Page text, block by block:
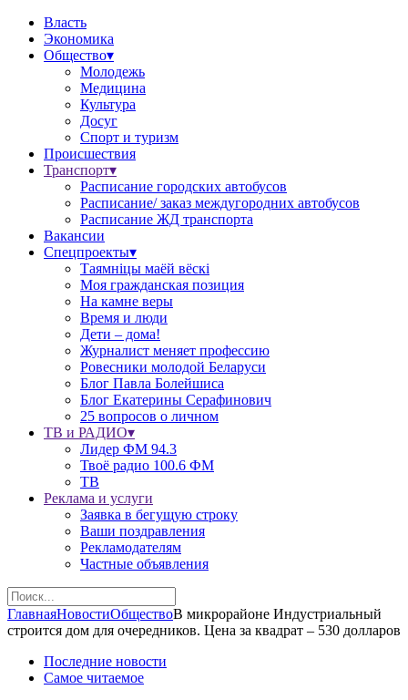
Власть
Экономика
Общество▾
Молодежь
Медицина
Культура
Досуг
Спорт и туризм
Происшествия
Транспорт▾
Расписание городских автобусов
Расписание/ заказ междугородних автобусов
Расписание ЖД транспорта
Вакансии
Спецпроекты▾
Таямніцы маёй вёскі
Моя гражданская позиция
На камне веры
Время и люди
Дети – дома!
Журналист меняет профессию
Ровесники молодой Беларуси
Блог Павла Болейшиса
Блог Екатерины Серафинович
25 вопросов о личном
ТВ и РАДИО▾
Лидер ФМ 94.3
Твоё радио 100.6 ФМ
ТВ
Реклама и услуги
Заявка в бегущую строку
Ваши поздравления
Рекламодателям
Частные объявления
ГлавнаяНовостиОбществоВ микрорайоне Индустриальный
строится дом для очередников. Цена за квадрат – 530 долларов
Последние новости
Самое читаемое